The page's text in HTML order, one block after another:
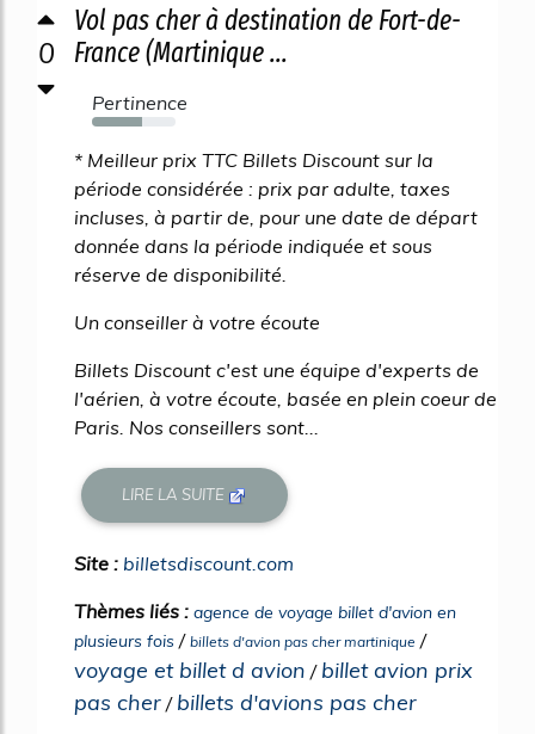
0
Vol pas cher à destination de Fort-de-
France (Martinique ...
Pertinence
60%
* Meilleur prix TTC Billets Discount sur la
période considérée : prix par adulte, taxes
incluses, à partir de, pour une date de départ
donnée dans la période indiquée et sous
réserve de disponibilité.
Un conseiller à votre écoute
Billets Discount c'est une équipe d'experts de
l'aérien, à votre écoute, basée en plein coeur de
Paris. Nos conseillers sont...
LIRE LA SUITE
Site : billetsdiscount.com
Thèmes liés : agence de voyage billet d'avion en
plusieurs fois / billets d'avion pas cher martinique /
voyage et billet d avion / billet avion prix
pas cher / billets d'avions pas cher